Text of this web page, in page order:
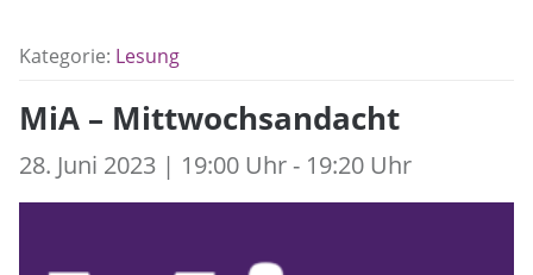
Kategorie: Lesung
MiA – Mittwochsandacht
28. Juni 2023 | 19:00 Uhr - 19:20 Uhr